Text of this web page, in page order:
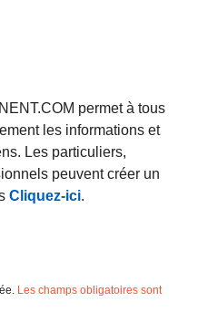
permet à tous
les informations et
Les particuliers,
peuvent créer un
Cliquez-ici.
Les champs obligatoires sont